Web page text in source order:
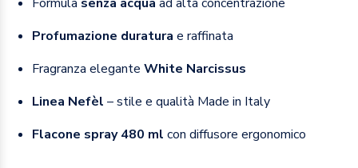
Profumazione duratura e raffinata
Fragranza elegante White Narcissus
Linea Nefèl – stile e qualità Made in Italy
Flacone spray 480 ml con diffusore ergonomico